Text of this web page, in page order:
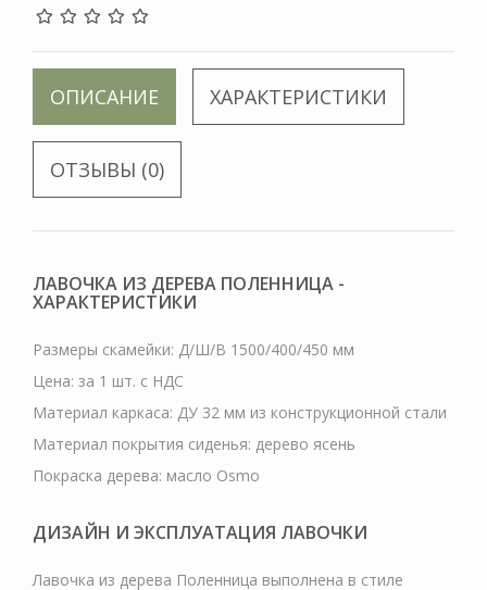
ОПИСАНИЕ ХАРАКТЕРИСТИКИ
ОТЗЫВЫ (0)
ЛАВОЧКА ИЗ ДЕРЕВА ПОЛЕННИЦА -
ХАРАКТЕРИСТИКИ
Размеры скамейки: Д/Ш/В 1500/400/450 мм
Цена: за 1 шт. с НДС
Материал каркаса: ДУ 32 мм из конструкционной стали
Материал покрытия сиденья: дерево ясень
Покраска дерева: масло Osmo
ДИЗАЙН И ЭКСПЛУАТАЦИЯ ЛАВОЧКИ
Лавочка из дерева Поленница выполнена в стиле